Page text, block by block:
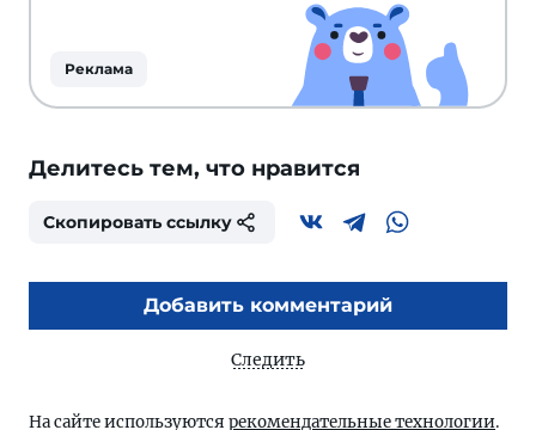
Реклама
Делитесь тем, что нравится
Скопировать ссылку
Добавить комментарий
Следить
На сайте используются рекомендательные технологии.